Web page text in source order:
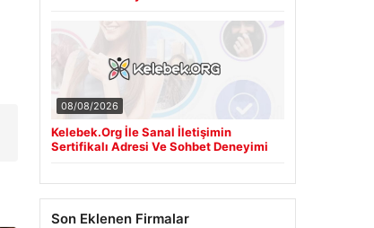
08/08/2026
Kelebek.Org İle Sanal İletişimin
Sertifikalı Adresi Ve Sohbet Deneyimi
Son Eklenen Firmalar